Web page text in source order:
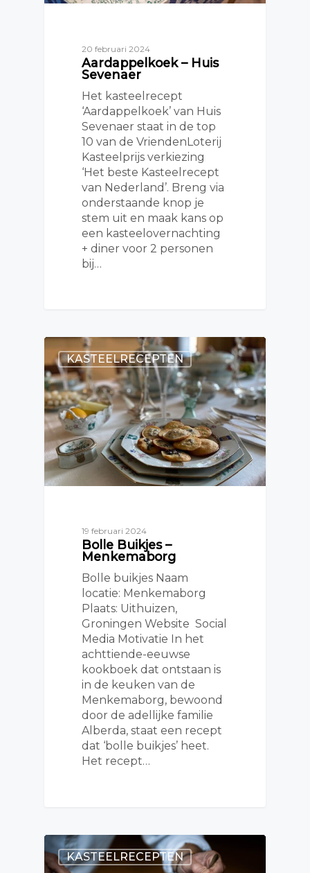
20 februari 2024
Aardappelkoek – Huis
Sevenaer
Het kasteelrecept
‘Aardappelkoek’ van Huis
Sevenaer staat in de top
10 van de VriendenLoterij
Kasteelprijs verkiezing
‘Het beste Kasteelrecept
van Nederland’. Breng via
onderstaande knop je
stem uit en maak kans op
een kasteelovernachting
+ diner voor 2 personen
bij…
KASTEELRECEPTEN
19 februari 2024
Bolle Buikjes –
Menkemaborg
Bolle buikjes Naam
locatie: Menkemaborg
Plaats: Uithuizen,
Groningen Website Social
Media Motivatie In het
achttiende-eeuwse
kookboek dat ontstaan is
in de keuken van de
Menkemaborg, bewoond
door de adellijke familie
Alberda, staat een recept
dat ‘bolle buikjes’ heet.
Het recept…
KASTEELRECEPTEN